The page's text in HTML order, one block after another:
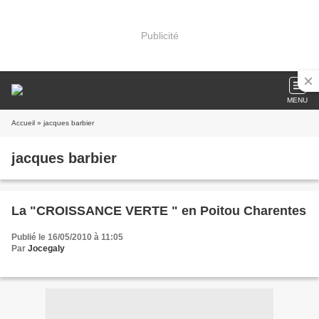
Publicité
MENU
Accueil » jacques barbier
jacques barbier
La "CROISSANCE VERTE " en Poitou Charentes
Publié le 16/05/2010 à 11:05
Par Jocegaly